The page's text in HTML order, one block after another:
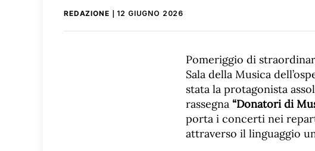
REDAZIONE 12 GIUGNO 2026
Pomeriggio di
Sala della Musica
stata la protagonista
rassegna “Donatori di
porta i concerti nei
attraverso il linguaggio